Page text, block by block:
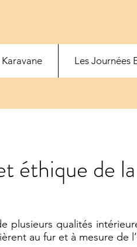
Karavane Les Journées
éthique de
plusieurs qualités
au fur et à mesure